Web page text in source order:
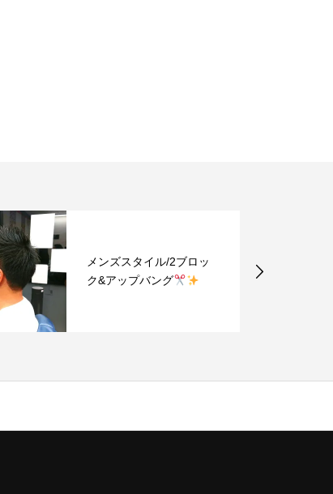
メンズスタイル/2ブロッ
ク&アップバング